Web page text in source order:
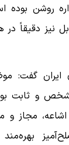
روشن بوده
نیز دقیقاً
ایران گفت:
و ثابت
مجاز و